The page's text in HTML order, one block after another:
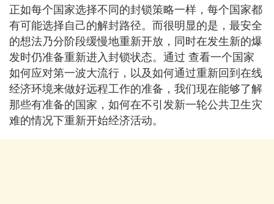
正如每个国家选择不同的封锁策略一样，每个国家都
有可能选择自己的解封路径。而很明显的是，最安全
的想法乃分阶段缓慢地重新开放，同时在发生新的爆
发时仍准备重新进入封锁状态。通过 查看一个国家
如何应对第一波大流行，以及如何通过重新回到在线
经济环境来做好远程工作的准备，我们现在能够了解
那些有准备的国家，如何在不引发新一轮公共卫生灾
难的情况下重新开始经济活动。